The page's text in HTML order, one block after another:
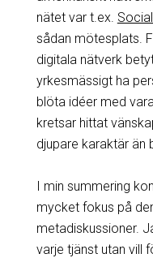
nätet var t.ex.
sådan mötesplats.
digitala nätverk
yrkesmässigt ha
blöta idéer med
kretsar hittat
djupare karaktär än
I min summering
mycket fokus på
metadiskussioner.
varje tjänst utan vill